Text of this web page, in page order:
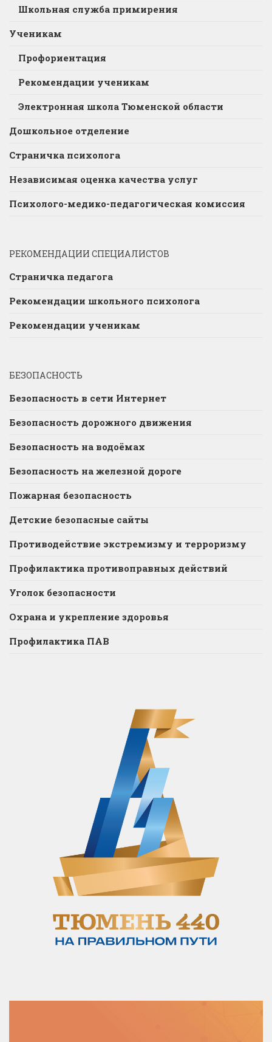
Школьная служба примирения
Ученикам
Профориентация
Рекомендации ученикам
Электронная школа Тюменской области
Дошкольное отделение
Страничка психолога
Независимая оценка качества услуг
Психолого-медико-педагогическая комиссия
РЕКОМЕНДАЦИИ СПЕЦИАЛИСТОВ
Страничка педагога
Рекомендации школьного психолога
Рекомендации ученикам
БЕЗОПАСНОСТЬ
Безопасность в сети Интернет
Безопасность дорожного движения
Безопасность на водоёмах
Безопасность на железной дороге
Пожарная безопасность
Детские безопасные сайты
Противодействие экстремизму и терроризму
Профилактика противоправных действий
Уголок безопасности
Охрана и укрепление здоровья
Профилактика ПАВ